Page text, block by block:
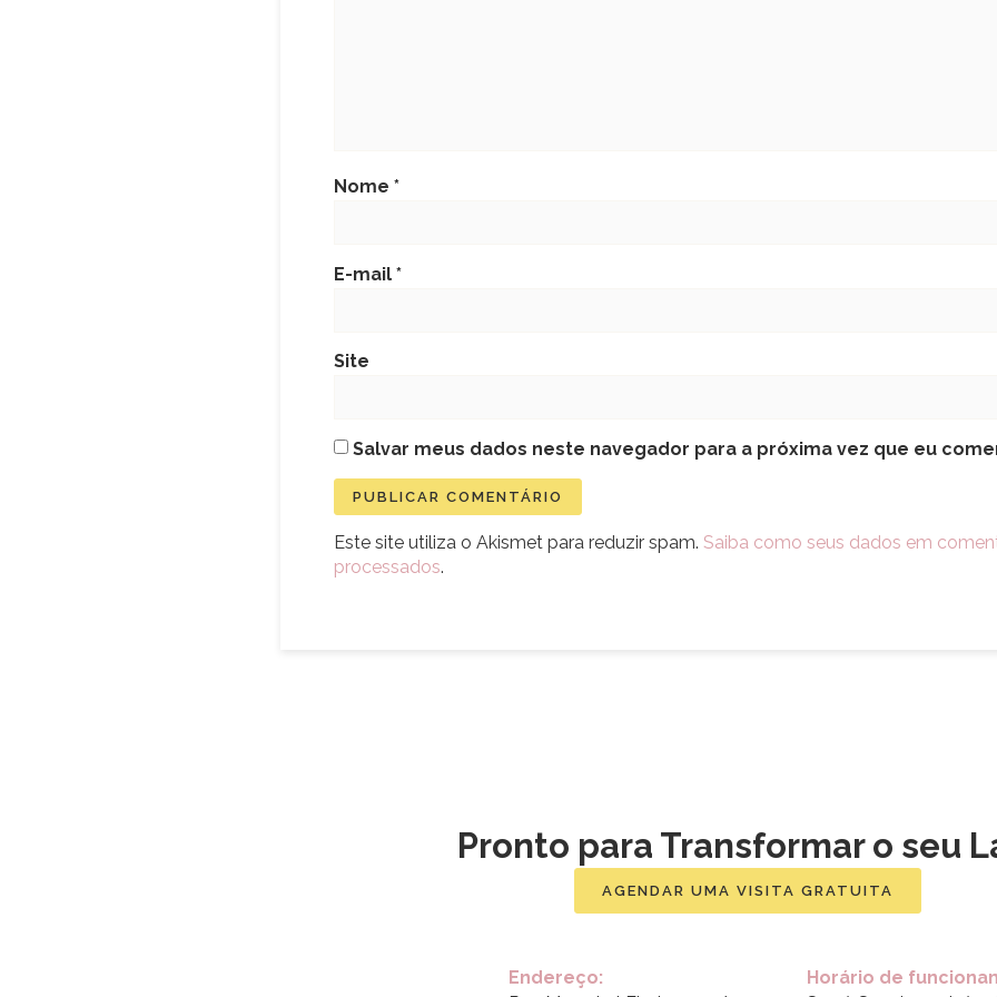
Nome *
E-mail *
Site
Salvar meus dados neste navegador para a próxima vez que eu
Este site utiliza o Akismet para reduzir spam. Saiba como seus dados em
processados.
Pronto para Transformar o seu
AGENDAR UMA VISITA GRATUITA
Endereço:
Horário de